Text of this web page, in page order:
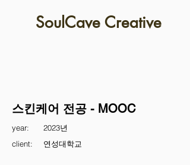
SoulCave Creative
스킨케어 전공 - MOOC
year:
2023년
client:
연성대학교